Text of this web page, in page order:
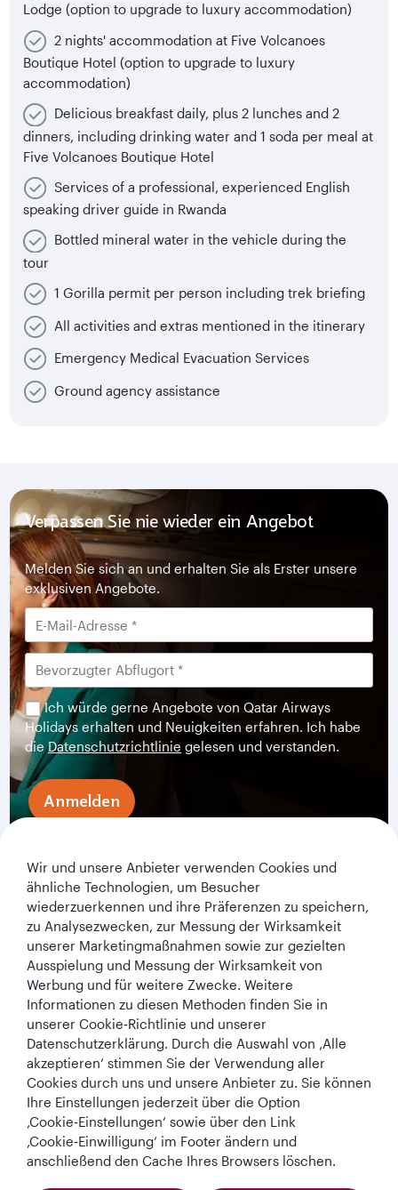
Lodge (option to upgrade to luxury accommodation)
2 nights' accommodation at Five Volcanoes
Boutique Hotel (option to upgrade to luxury
accommodation)
Delicious breakfast daily, plus 2 lunches and 2
dinners, including drinking water and 1 soda per meal at
Five Volcanoes Boutique Hotel
Services of a professional, experienced English
speaking driver guide in Rwanda
Bottled mineral water in the vehicle during the
tour
1 Gorilla permit per person including trek briefing
All activities and extras mentioned in the itinerary
Emergency Medical Evacuation Services
Ground agency assistance
Verpassen Sie nie wieder ein Angebot
Melden Sie sich an und erhalten Sie als Erster unsere
exklusiven Angebote.
Ich würde gerne Angebote von Qatar Airways
Holidays erhalten und Neuigkeiten erfahren. Ich habe
dieDatenschutzrichtlinie gelesen und verstanden.
Anmelden
Qatar Airways Holidays
Qatar Airways
In Verbindung bleiben
Wir und unsere Anbieter verwenden Cookies und
ähnliche Technologien, um Besucher
wiederzuerkennen und ihre Präferenzen zu speichern,
zu Analysezwecken, zur Messung der Wirksamkeit
unserer Marketingmaßnahmen sowie zur gezielten
Ausspielung und Messung der Wirksamkeit von
Werbung und für weitere Zwecke. Weitere
Informationen zu diesen Methoden finden Sie in
unserer Cookie‑Richtlinie und unserer
Datenschutzerklärung. Durch die Auswahl von ‚Alle
akzeptieren‘ stimmen Sie der Verwendung aller
Cookies durch uns und unsere Anbieter zu. Sie können
Ihre Einstellungen jederzeit über die Option
‚Cookie‑Einstellungen‘ sowie über den Link
‚Cookie‑Einwilligung‘ im Footer ändern und
anschließend den Cache Ihres Browsers löschen.